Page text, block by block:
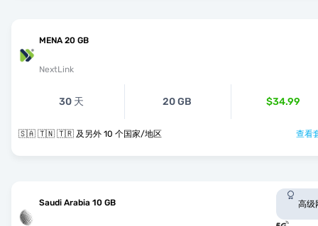
MENA 20 GB
NextLink
30 天 20 GB $34.99
🇸🇦 🇹🇳 🇹🇷 及另外 10 个国家/地区 查看
Saudi Arabia 10 GB 高级